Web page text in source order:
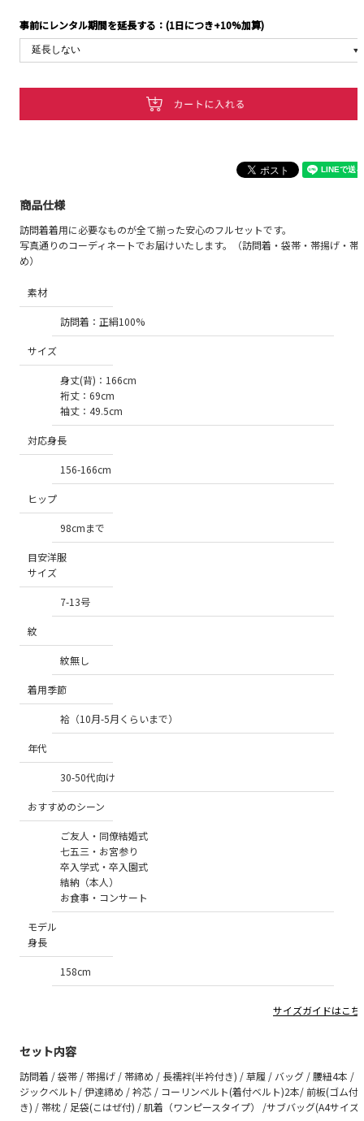
事前にレンタル期間を延長する：(1日につき+10%加算)
商品仕様
訪問着着用に必要なものが全て揃った安心のフルセットです。
写真通りのコーディネートでお届けいたします。（訪問着・袋帯・帯揚げ・帯
め）
素材
訪問着：正絹100%
サイズ
身丈(背)：166cm
裄丈：69cm
袖丈：49.5cm
対応身長
156-166cm
ヒップ
98cmまで
目安洋服
サイズ
7-13号
紋
紋無し
着用季節
袷（10月-5月くらいまで）
年代
30-50代向け
おすすめのシーン
ご友人・同僚結婚式
七五三・お宮参り
卒入学式・卒入園式
結納（本人）
お食事・コンサート
モデル
身長
158cm
サイズガイドはこち
セット内容
訪問着 / 袋帯 / 帯揚げ / 帯締め / 長襦袢(半衿付き) / 草履 / バッグ / 腰紐4本 /
ジックベルト/ 伊達締め / 衿芯 / コーリンベルト(着付ベルト)2本/ 前板(ゴム付
き) / 帯枕 / 足袋(こはぜ付) / 肌着（ワンピースタイプ） /サブバッグ(A4サイズ)